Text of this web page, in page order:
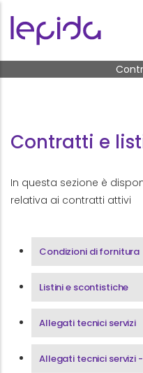
Contratti e
In questa sezione è
relativa ai contratti attivi
Contratti e listini
Condizioni di fornitura
Listini e scontistiche
Allegati tecnici servizi
Allegati tecnici servizi